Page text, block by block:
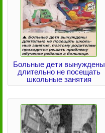
Больные дети вынуждены
длительно не посещать
школьные занятия